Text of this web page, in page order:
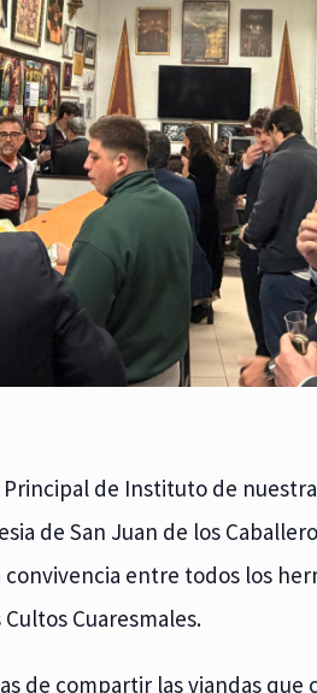
de Instituto de
de San Juan de los
entre todos los
Cuaresmales.
de compartir las viandas